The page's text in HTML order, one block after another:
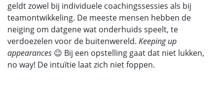
geldt zowel bij individuele coachingssessies als bij
teamontwikkeling. De meeste mensen hebben de
neiging om datgene wat onderhuids speelt, te
verdoezelen voor de buitenwereld. Keeping up
appearances 😉 Bij een opstelling gaat dat niet lukken,
no way! De intuïtie laat zich niet foppen.